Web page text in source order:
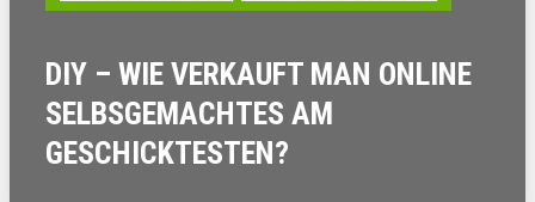
DIY – WIE VERKAUFT MAN ONLINE
SELBSGEMACHTES AM
GESCHICKTESTEN?